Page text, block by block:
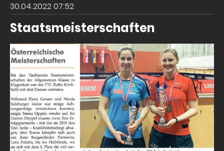
30.04.2022 07:52
Staatsmeisterschaften